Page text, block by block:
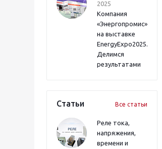
2025
Компания
«Энергопромис»
на выставке
EnergyExpo2025.
Делимся
результатами
Статьи Все статьи
Реле тока,
напряжения,
времени и